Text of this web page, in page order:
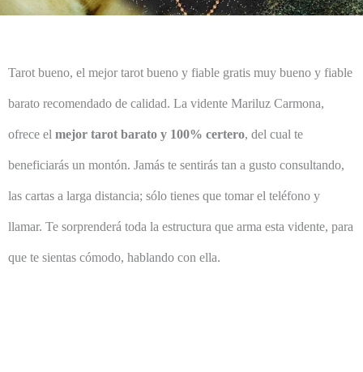
Tarot bueno, el mejor tarot bueno y fiable gratis muy bueno y fiable
barato recomendado de calidad. La vidente Mariluz Carmona,
ofrece el mejor tarot barato y 100% certero, del cual te
beneficiarás un montón. Jamás te sentirás tan a gusto consultando,
las cartas a larga distancia; sólo tienes que tomar el teléfono y
llamar. Te sorprenderá toda la estructura que arma esta vidente, para
que te sientas cómodo, hablando con ella.